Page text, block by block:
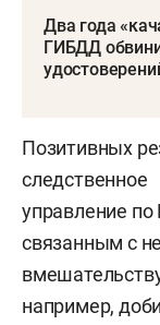
Два года
ГИБДД
Позитивных
следственное
управление по
связанным с
например,